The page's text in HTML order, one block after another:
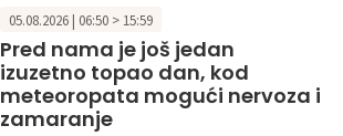
05.08.2026 | 06:50 > 15:59
Pred nama je još jedan
izuzetno topao dan, kod
meteoropata mogući nervoza i
zamaranje